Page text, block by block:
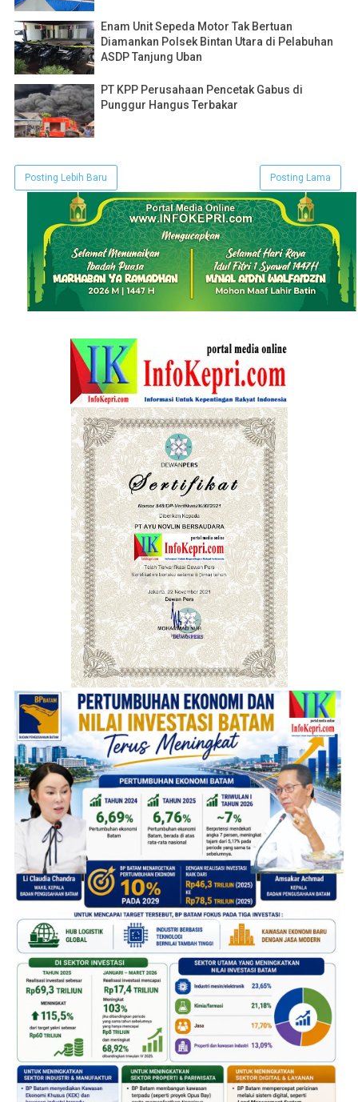
Enam Unit Sepeda Motor Tak Bertuan
Diamankan Polsek Bintan Utara di Pelabuhan
ASDP Tanjung Uban
PT KPP Perusahaan Pencetak Gabus di
Punggur Hangus Terbakar
Posting Lebih Baru Posting Lama